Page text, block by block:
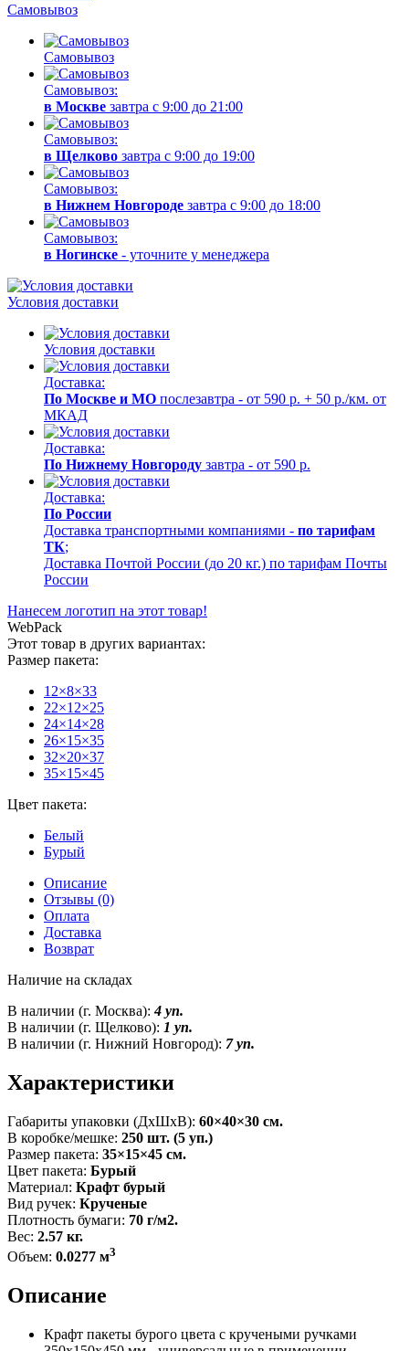
Самовывоз
Самовывоз
Самовывоз:
в Москве завтра с 9:00 до 21:00
Самовывоз:
в Щелково завтра с 9:00 до 19:00
Самовывоз:
в Нижнем Новгороде завтра с 9:00 до 18:00
Самовывоз:
в Ногинске - уточните у менеджера
Условия доставки
Условия доставки
Доставка:
По Москве и МО послезавтра - от 590 р. + 50 р./км. от
МКАД
Доставка:
По Нижнему Новгороду завтра - от 590 р.
Доставка:
По России
Доставка транспортными компаниями - по тарифам
ТК;
Доставка Почтой России (до 20 кг.) по тарифам Почты
России
Нанесем логотип на этот товар!
WebPack
Этот товар в других вариантах:
Размер пакета:
12×8×33
22×12×25
24×14×28
26×15×35
32×20×37
35×15×45
Цвет пакета:
Белый
Бурый
Описание
Отзывы (0)
Оплата
Доставка
Возврат
Наличие на складах
В наличии (г. Москва):4 уп.
В наличии (г. Щелково): 1 уп.
В наличии (г. Нижний Новгород): 7 уп.
Характеристики
Габариты упаковки (ДxШxВ): 60×40×30 см.
В коробке/мешке: 250 шт. (5 уп.)
Размер пакета: 35×15×45 см.
Цвет пакета: Бурый
Материал: Крафт бурый
Вид ручек: Крученые
Плотность бумаги: 70 г/м2.
Вес: 2.57 кг.
Объем: 0.0277 м3
Описание
Крафт пакеты бурого цвета с кручеными ручками